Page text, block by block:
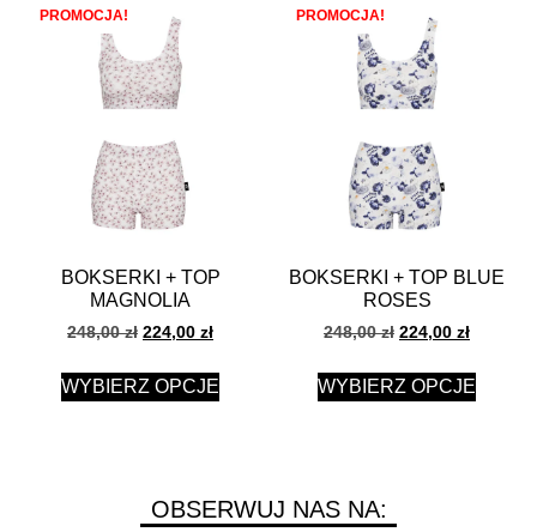
PROMOCJA!
BOKSERKI + TOP
MAGNOLIA
248,00zł 224,00 zł
WYBIERZ OPCJE
PROMOCJA!
BOKSERKI + TOP BLUE
ROSES
248,00zł 224,00 zł
WYBIERZ OPCJE
OBSERWUJ NAS NA: